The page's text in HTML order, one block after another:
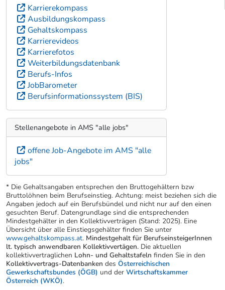
Karrierekompass
Ausbildungskompass
Gehaltskompass
Karrierevideos
Karrierefotos
Weiterbildungsdatenbank
Berufs-Infos
JobBarometer
Berufsinformationssystem (BIS)
Stellenangebote in AMS "alle jobs"
offene Job-Angebote im AMS "alle
jobs"
* Die Gehaltsangaben entsprechen den Bruttogehältern bzw
Bruttolöhnen beim Berufseinstieg. Achtung: meist beziehen sich die
Angaben jedoch auf ein Berufsbündel und nicht nur auf den einen
gesuchten Beruf. Datengrundlage sind die entsprechenden
Mindestgehälter in den Kollektivverträgen (Stand: 2025). Eine
Übersicht über alle Einstiegsgehälter finden Sie unter
www.gehaltskompass.at. Mindestgehalt für BerufseinsteigerInnen
lt. typisch anwendbaren Kollektivvertägen. Die aktuellen
kollektivvertraglichen Lohn- und Gehaltstafeln finden Sie in den
Kollektivvertrags-Datenbanken des Österreichischen
Gewerkschaftsbundes (ÖGB) und der Wirtschaftskammer
Österreich (WKÖ).